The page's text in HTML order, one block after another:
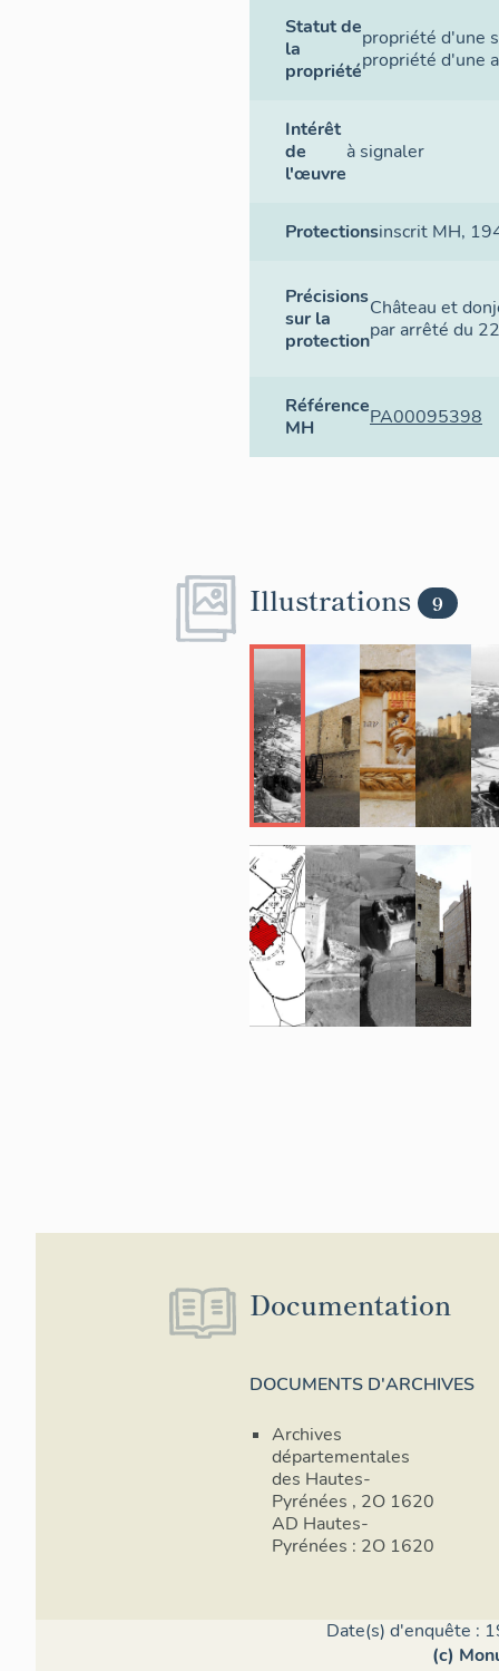
Statut de
la
propriété
propriété d'une
propriété d'une
Intérêt
de
l'œuvre
à signaler
Protectionsinscrit MH,
Précisions
sur la
protection
Château et
par arrêté du
Référence
MH
PA00095398
Illustrations 9
Documentation
DOCUMENTS D'ARCHIVES
Archives
départementales
des Hautes-
Pyrénées , 2O 1620
AD Hautes-
Pyrénées : 2O 1620
Date(s) d'enquête :
(c)